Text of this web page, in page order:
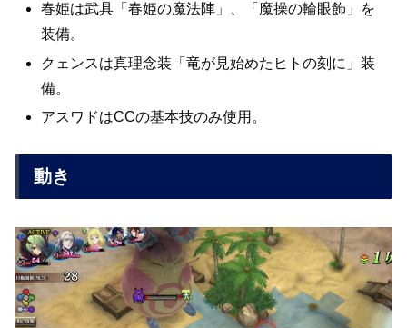
春姫は武具「春姫の魔法陣」、「魔操の輪眼飾」を
装備。
クェンスは真理念装「竜が見始めたヒトの刻に」装
備。
アスワドはCCの基本技のみ使用。
動き